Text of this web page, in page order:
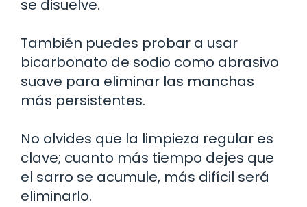
se disuelve.
También puedes probar a usar
bicarbonato de sodio como abrasivo
suave para eliminar las manchas
más persistentes.
No olvides que la limpieza regular es
clave; cuanto más tiempo dejes que
el sarro se acumule, más difícil será
eliminarlo.